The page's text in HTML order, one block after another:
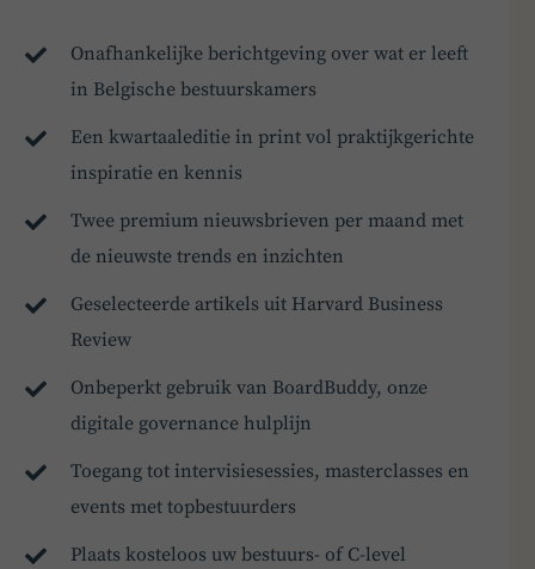
Onafhankelijke berichtgeving over wat er leeft
in Belgische bestuurskamers
Een kwartaaleditie in print vol praktijkgerichte
inspiratie en kennis
Twee premium nieuwsbrieven per maand met
de nieuwste trends en inzichten
Geselecteerde artikels uit Harvard Business
Review
Onbeperkt gebruik van BoardBuddy, onze
digitale governance hulplijn
Toegang tot intervisiesessies, masterclasses en
events met topbestuurders
Plaats kosteloos uw bestuurs- of C-level